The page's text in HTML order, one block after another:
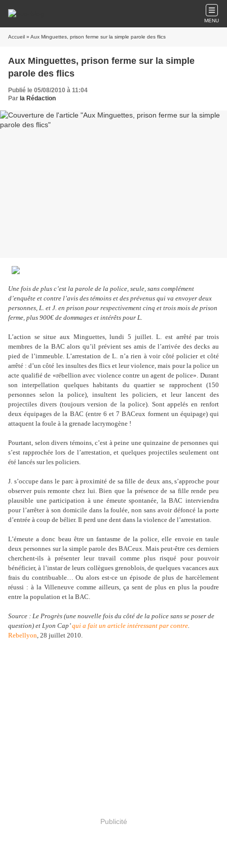
MENU
Accueil » Aux Minguettes, prison ferme sur la simple parole des flics
Aux Minguettes, prison ferme sur la simple
parole des flics
Publié le 05/08/2010 à 11:04
Par la Rédaction
Une fois de plus c’est la parole de la police, seule, sans complément
d’enquête et contre l’avis des témoins et des prévenus qui va envoyer deux
personnes, L. et J. en prison pour respectivement cinq et trois mois de prison
ferme, plus 900€ de dommages et intérêts pour L.
L’action se situe aux Minguettes, lundi 5 juillet. L. est arrêté par trois
membres de la BAC alors qu’il prévient ses amis de l’arrivée des decks au
pied de l’immeuble. L’arrestation de L. n’a rien à voir côté policier et côté
arrêté : d’un côté les insultes des flics et leur violence, mais pour la police un
acte qualifié de «rébellion avec violence contre un agent de police». Durant
son interpellation quelques habitants du quartier se rapprochent (150
personnes selon la police), insultent les policiers, et leur lancent des
projectiles divers (toujours version de la police). Sont appelés en renfort
deux équipages de la BAC (entre 6 et 7 BACeux forment un équipage) qui
attaquent la foule à la grenade lacrymogène !
Pourtant, selon divers témoins, c’est à peine une quinzaine de personnes qui
s’est rapprochée lors de l’arrestation, et quelques projectiles seulement ont
été lancés sur les policiers.
J. s’occupe dans le parc à proximité de sa fille de deux ans, s’approche pour
observer puis remonte chez lui. Bien que la présence de sa fille rende peu
plausible une participation à une émeute spontanée, la BAC interviendra
pour l’arrêter à son domicile dans la foulée, non sans avoir défoncé la porte
d’entrée à coup de bélier. Il perd une dent dans la violence de l’arrestation.
L’émeute a donc beau être un fantasme de la police, elle envoie en taule
deux personnes sur la simple parole des BACeux. Mais peut-être ces derniers
cherchent-ils à présenter leur travail comme plus risqué pour pouvoir
bénéficier, à l’instar de leurs collègues grenoblois, de quelques vacances aux
frais du contribuable… Ou alors est-ce un épisode de plus de harcèlement
réussi : à la Villeneuve comme ailleurs, ça sent de plus en plus la poudre
entre la population et la BAC.
Source : Le Progrès (une nouvelle fois du côté de la police sans se poser de
question) et Lyon Cap’qui a fait un article intéressant par contre.
Rebellyon, 28 juillet 2010.
Publicité